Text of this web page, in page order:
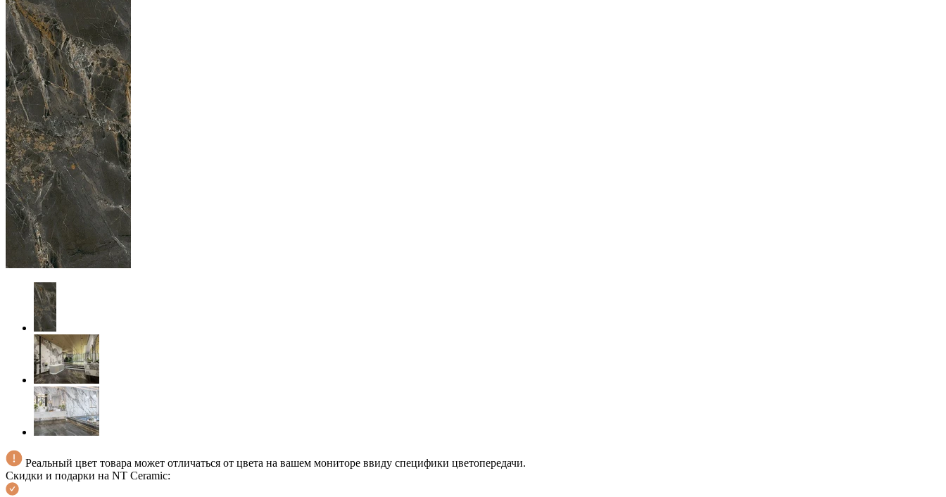
Реальный цвет товара может отличаться от цвета на вашем мониторе ввиду специфики цветопередачи.
Скидки и подарки на NT Ceramic: